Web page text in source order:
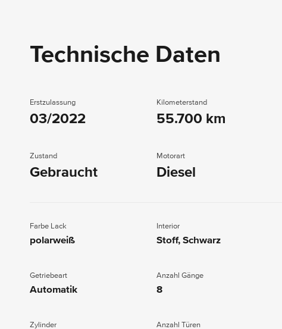
Technische Daten
Erstzulassung
03/2022
Kilometerstand
55.700 km
Zustand
Gebraucht
Motorart
Diesel
Farbe Lack
polarweiß
Interior
Stoff, Schwarz
Getriebeart
Automatik
Anzahl Gänge
8
Zylinder Anzahl Türen